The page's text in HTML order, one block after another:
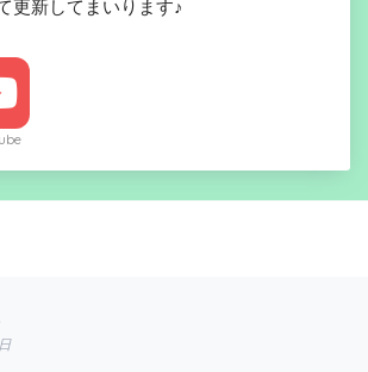
更新してまいります♪